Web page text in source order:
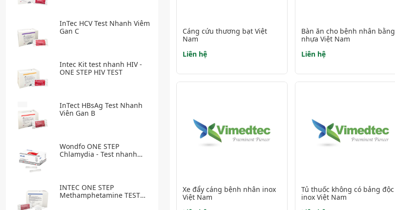
InTec HCV Test Nhanh Viêm
Gan C
Intec Kit test nhanh HIV -
ONE STEP HIV TEST
InTect HBsAg Test Nhanh
Viên Gan B
Wondfo ONE STEP
Chlamydia - Test nhanh
INTEC ONE STEP
Methamphetamine TEST
Cáng cứu thương bạt Việt
Nam
Liên hệ
Bàn ăn cho bệnh nhân bằng
nhựa Việt Nam
Liên hệ
Xe đẩy cáng bệnh nhân inox
Việt Nam
Tủ thuốc không có bảng độc
inox Việt Nam